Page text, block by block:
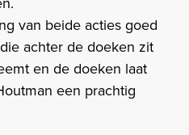
van beide acties goed
achter de doeken zit
en de doeken laat
een prachtig